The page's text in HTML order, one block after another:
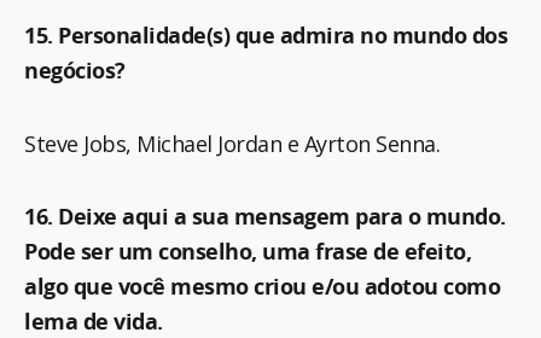
15. Personalidade(s) que admira no mundo dos
negócios?
Steve Jobs, Michael Jordan e Ayrton Senna.
16. Deixe aqui a sua mensagem para o mundo.
Pode ser um conselho, uma frase de efeito,
algo que você mesmo criou e/ou adotou como
lema de vida.